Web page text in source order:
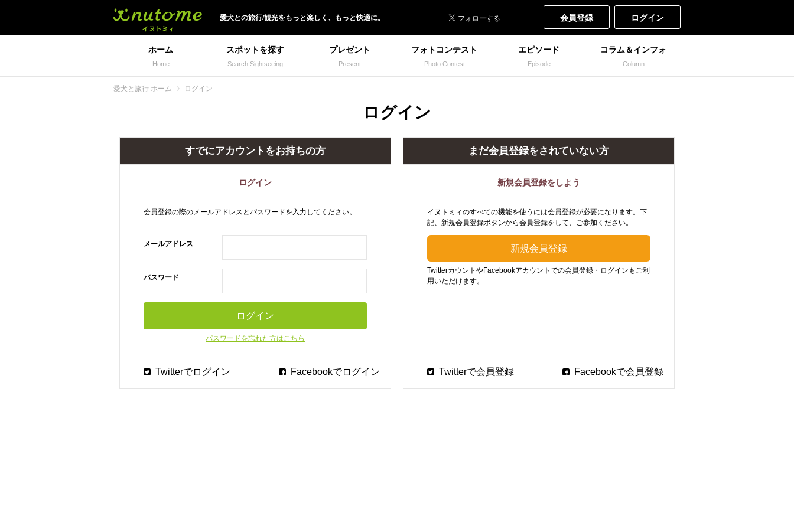
愛犬との旅行/観光をもっと楽しく、 もっと快適に。 会員登録 ログイン
ホーム
Home
スポットを探す
Search Sightseeing
プレゼント
Present
フォトコンテスト
Photo Contest
エピソード
Episode
コラム＆インフォ
Column
愛犬と旅行 ホーム ログイン
ログイン
すでにアカウントをお持ちの方
ログイン
会員登録の際のメールアドレスとパスワードを入力してください。
メールアドレス
パスワード
パスワードを忘れた方はこちら
まだ会員登録をされていない方
新規会員登録をしよう
イヌトミィのすべての機能を使うには会員登録が必要になります。下
記、新規会員登録ボタンから会員登録をして、ご参加ください。
TwitterカウントやFacebookアカウントでの会員登録・ログインもご利
用いただけます。